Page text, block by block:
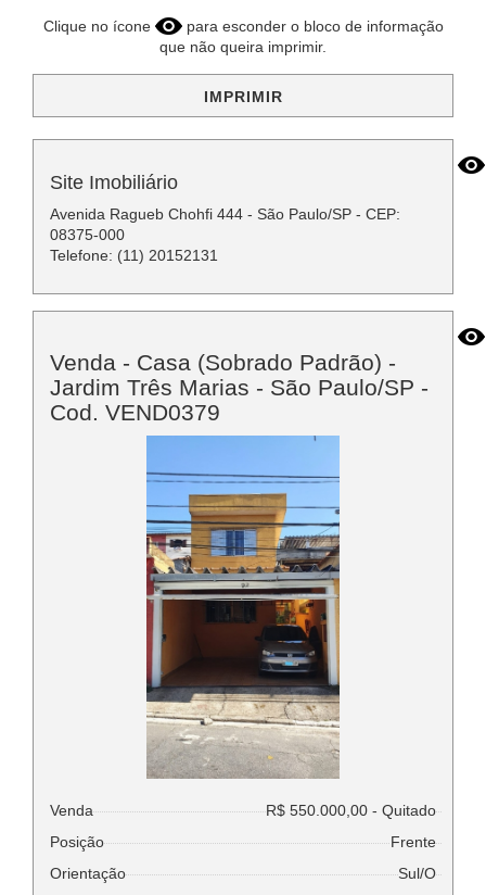
Clique no ícone
para esconder o bloco de informação
que não queira imprimir.
IMPRIMIR
Site Imobiliário
Avenida Ragueb Chohfi 444 - São Paulo/SP - CEP:
08375-000
Telefone: (11) 20152131
Venda - Casa (Sobrado Padrão) -
Jardim Três Marias - São Paulo/SP -
Cod. VEND0379
Venda
R$ 550.000,00 - Quitado
Posição
Frente
Orientação
Sul/O